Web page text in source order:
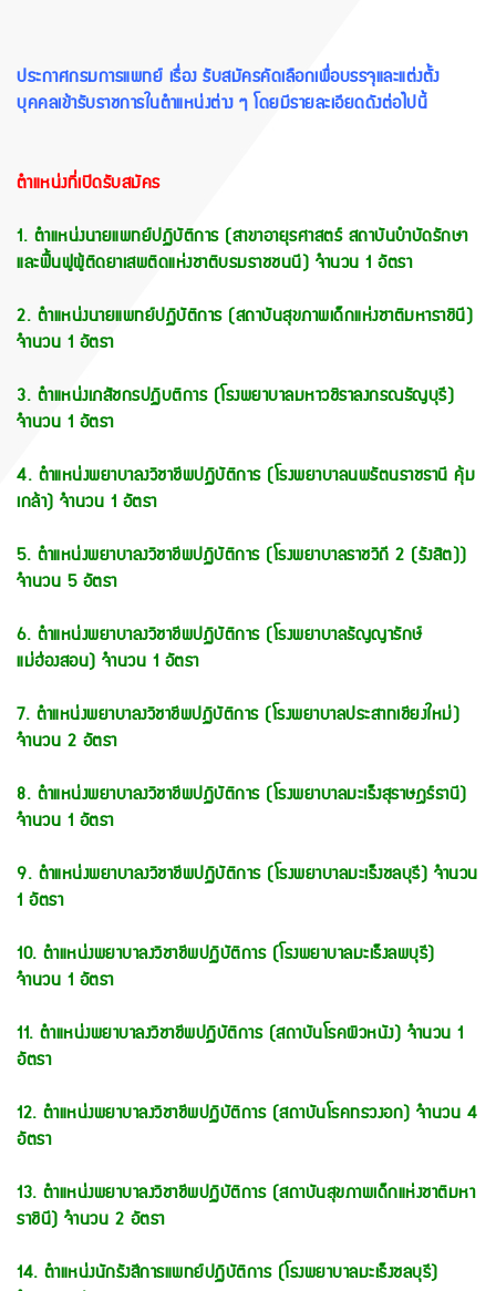
ประกาศกรมการแพทย์ เรื่อง รับสมัครคัดเลือกเพื่อบรรจุและแต่งตั้ง
บุคคลเข้ารับราชการในตำแหน่งต่าง ๆ โดยมีรายละเอียดดังต่อไปนี้
ตำแหน่งที่เปิดรับสมัคร
1. ตําแหน่งนายแพทย์ปฏิบัติการ (สาขาอายุรศาสตร์ สถาบันบำบัดรักษา
และฟื้นฟูผู้ติดยาเสพติดแห่งชาติบรมราชชนนี) จำนวน 1 อัตรา
2. ตําแหน่งนายแพทย์ปฏิบัติการ (สถาบันสุขภาพเด็กแห่งชาติมหาราชินี)
จำนวน 1 อัตรา
3. ตําแหน่งเภสัชกรปฏิบติการ (โรงพยาบาลมหาวชิราลงกรณธัญบุรี)
จำนวน 1 อัตรา
4. ตำแหน่งพยาบาลงวิชาชีพปฏิบัติการ (โรงพยาบาลนพรัตนราชธานี คุ้ม
เกล้า) จำนวน 1 อัตรา
5. ตำแหน่งพยาบาลงวิชาชีพปฏิบัติการ (โรงพยาบาลราชวิถี 2 (รังสิต))
จำนวน 5 อัตรา
6. ตำแหน่งพยาบาลงวิชาชีพปฏิบัติการ (โรงพยาบาลธัญญารักษ์
แม่ฮ่องสอน) จำนวน 1 อัตรา
7. ตำแหน่งพยาบาลงวิชาชีพปฏิบัติการ (โรงพยาบาลประสาทเชียงใหม่)
จำนวน 2 อัตรา
8. ตำแหน่งพยาบาลงวิชาชีพปฏิบัติการ (โรงพยาบาลมะเร็งสุราษฎร์ธานี)
จำนวน 1 อัตรา
9. ตำแหน่งพยาบาลงวิชาชีพปฏิบัติการ (โรงพยาบาลมะเร็งชลบุรี) จำนวน
1 อัตรา
10. ตำแหน่งพยาบาลงวิชาชีพปฏิบัติการ (โรงพยาบาลมะเร็งลพบุรี)
จำนวน 1 อัตรา
11. ตำแหน่งพยาบาลงวิชาชีพปฏิบัติการ (สถาบันโรคผิวหนัง) จำนวน 1
อัตรา
12. ตำแหน่งพยาบาลงวิชาชีพปฏิบัติการ (สถาบันโรคทรวงอก) จำนวน 4
อัตรา
13. ตำแหน่งพยาบาลงวิชาชีพปฏิบัติการ (สถาบันสุขภาพเด็กแห่งชาติมหา
ราชินี) จำนวน 2 อัตรา
14. ตำแหน่งนักรังสีการแพทย์ปฏิบัติการ (โรงพยาบาลมะเร็งชลบุรี)